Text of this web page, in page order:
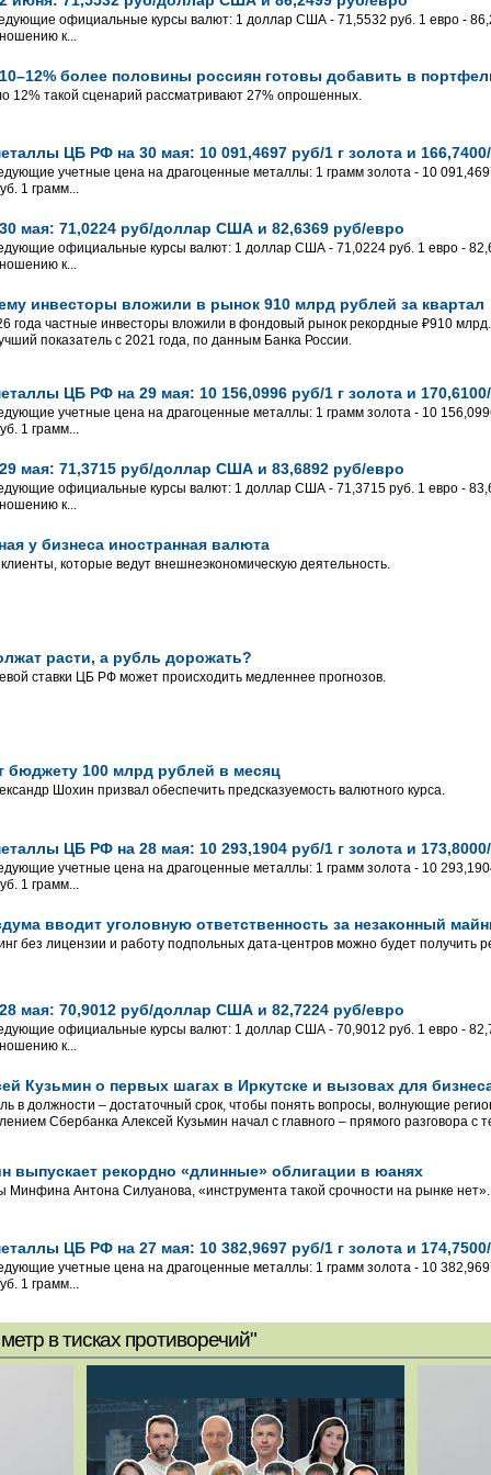
официальные курсы валют: 1 доллар США - 71,5532 руб. 1 евро -
к...
более половины россиян готовы добавить в
12% такой сценарий рассматривают 27% опрошенных.
ЦБ РФ на 30 мая: 10 091,4697 руб/1 г золота и
учетные цена на драгоценные металлы: 1 грамм золота - 10
1 грамм...
мая: 71,0224 руб/доллар США и 82,6369 руб/евро
официальные курсы валют: 1 доллар США - 71,0224 руб. 1 евро -
к...
инвесторы вложили в рынок 910 млрд рублей за квартал
года частные инвесторы вложили в фондовый рынок рекордные ₽910
показатель с 2021 года, по данным Банка России.
ЦБ РФ на 29 мая: 10 156,0996 руб/1 г золота и
учетные цена на драгоценные металлы: 1 грамм золота - 10
1 грамм...
мая: 71,3715 руб/доллар США и 83,6892 руб/евро
официальные курсы валют: 1 доллар США - 71,3715 руб. 1 евро -
к...
у бизнеса иностранная валюта
которые ведут внешнеэкономическую деятельность.
расти, а рубль дорожать?
ставки ЦБ РФ может происходить медленнее прогнозов.
бюджету 100 млрд рублей в месяц
Шохин призвал обеспечить предсказуемость валютного курса.
ЦБ РФ на 28 мая: 10 293,1904 руб/1 г золота и
учетные цена на драгоценные металлы: 1 грамм золота - 10
1 грамм...
вводит уголовную ответственность за незаконный
без лицензии и работу подпольных дата-центров можно будет получить
мая: 70,9012 руб/доллар США и 82,7224 руб/евро
официальные курсы валют: 1 доллар США - 70,9012 руб. 1 евро -
к...
Кузьмин о первых шагах в Иркутске и вызовах для
в должности – достаточный срок, чтобы понять вопросы, волнующие
Сбербанка Алексей Кузьмин начал с главного – прямого разговора с
выпускает рекордно «длинные» облигации в юанях
Минфина Антона Силуанова, «инструмента такой срочности на рынке нет».
ЦБ РФ на 27 мая: 10 382,9697 руб/1 г золота и
учетные цена на драгоценные металлы: 1 грамм золота - 10
1 грамм...
в тисках противоречий"